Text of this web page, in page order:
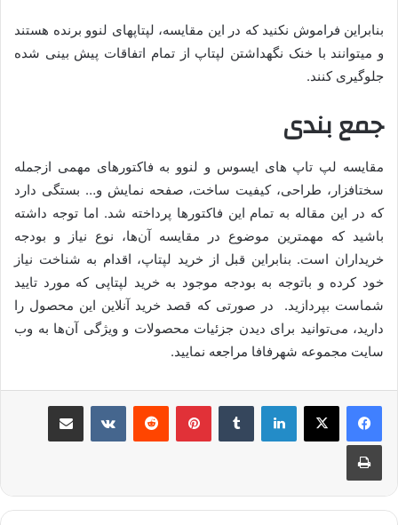
بنابراین فراموش نکنید که در این مقایسه، لپ­تاپ­های لنوو برنده هستند
و می­توانند با خنک­ نگه­داشتن لپ­تاپ از تمام اتفاقات پیش ­بینی­ شده
جلوگیری کنند.
جمع ­بندی
مقایسه لپ تاپ های ایسوس و لنوو به فاکتورهای مهمی ازجمله
سخت­افزار، طراحی، کیفیت ­ساخت، صفحه ­نمایش و… بستگی دارد
که در این مقاله به تمام این فاکتورها پرداخته شد. اما توجه داشته
باشید که مهم­ترین موضوع در مقایسه آن‌ها، نوع نیاز و بودجه
خریداران است. بنابراین قبل از خرید لپ­تاپ، اقدام به شناخت نیاز
خود کرده و باتوجه به بودجه موجود به خرید لپ­تاپی که مورد تایید
شماست بپردازید. در صورتی که قصد خرید آنلاین این محصول را
دارید، می‌توانید برای دیدن جزئیات محصولات و ویژگی آن‌ها به وب
سایت مجموعه شهرفافا مراجعه نمایید.
لینکدین ‫تامبلر پینترست‫رددیت ‫VKontakteاشتراک گذاری از طریق ایمیل
چاپ